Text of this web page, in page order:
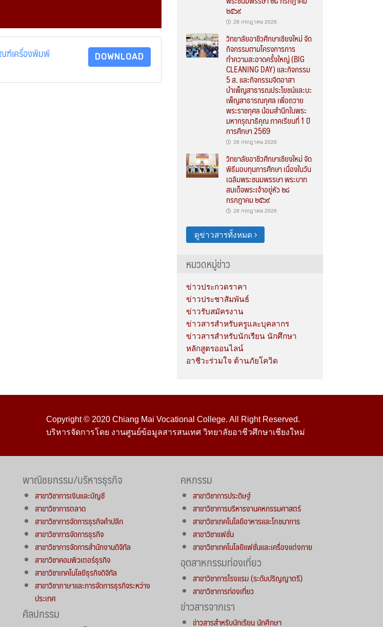
ฑ์เครื่องพิมพ์ DOWNLOAD
๒๕๖๙
28 กรกฎาคม 2026
วิทยาลัยอาชีวศึกษาเชียงใหม่ จัด
กิจกรรมตามโครงการการ
ทำความสะอาดครั้งใหญ่ (BIG
CLEANING DAY) และกิจกรรม
5 ส. และกิจกรรมจิตอาสา
บำเพ็ญสาธารณประโยชน์และบะ
เพ็ญสาธารณกุศล เพื่อถวาย
พระราชกุศล น้อมสำนึกในพระ
มหากรุณาธิคุณ ภาคเรียนที่ 1 ปี
การศึกษา 2569
28 กรกฎาคม 2026
วิทยาลัยอาชีวศึกษาเชียงใหม่ จัด
พิธีมอบทุนการศึกษา เนื่องในวัน
เฉลิมพระชนมพรรษา พระบาท
สมเด็จพระเจ้าอยู่หัว ๒๘
กรกฎาคม ๒๕๖๙
28 กรกฎาคม 2026
ดูข่าวสารทั้งหมด
หมวดหมู่ข่าว
ข่าวประกวดราคา
ข่าวประชาสัมพันธ์
ข่าวรับสมัครงาน
ข่าวสารสำหรับครูและบุคลากร
ข่าวสารสำหรับนักเรียน นักศึกษา
หลักสูตรออนไลน์
อาชีวะร่วมใจ ต้านภัยโควิด
Copyright © 2020 Chiang Mai Vocational College. All Right Reserved.
บริหารจัดการโดย งานศูนย์ข้อมูลสารสนเทศ วิทยาลัยอาชีวศึกษาเชียงใหม่
พาณิชยกรรม/บริหารธุรกิจ
สาขาวิชาการเงินและบัญชี
สาขาวิชาการตลาด
สาขาวิชาการจัดการธุรกิจค้าปลีก
สาขาวิชาการจัดการธุรกิจ
สาขาวิชาการจัดการสำนักงานดิจิทัล
สาขาวิชาคอมพิวเตอร์ธุรกิจ
สาขาวิชาเทคโนโลยีธุรกิจดิจิทัล
สาขาวิชาภาษาและการจัดการธุรกิจระหว่าง
ประเทศ
ศิลปกรรม
คหกรรม
สาขาวิชาการประดิษฐ์
สาขาวิชาการบริหารงานคหกรรมศาสตร์
สาขาวิชาเทคโนโลยีอาหารและโภชนาการ
สาขาวิชาแฟชั่น
สาขาวิชาเทคโนโลยีแฟชั่นและเครื่องแต่งกาย
อุตสาหกรรมท่องเที่ยว
สาขาวิชาการโรงแรม (ระดับปริญญาตรี)
สาขาวิชาการท่องเที่ยว
ข่าวสารจากเรา
ข่าวสารสำหรับนักเรียน นักศึกษา